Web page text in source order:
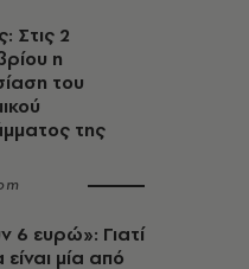
Στις 2
η
του
της
6 ευρώ»: Γιατί
μία από